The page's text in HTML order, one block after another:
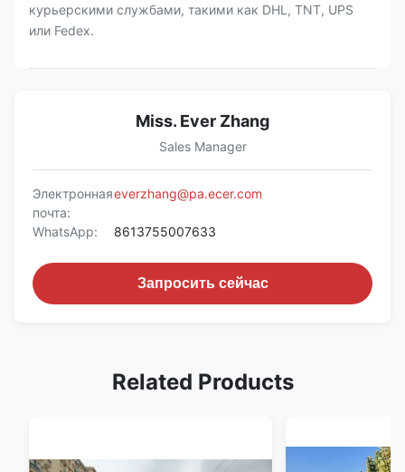
курьерскими службами, такими как DHL, TNT, UPS
или Fedex.
Miss. Ever Zhang
Sales Manager
Электронная
почта:
everzhang@pa.ecer.com
WhatsApp: 8613755007633
Запросить сейчас
Related Products